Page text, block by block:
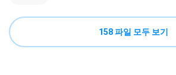
158 파일 모두 보기